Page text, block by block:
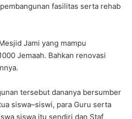
fasilitas serta rehab
Jami yang mampu
Jemaah. Bahkan renovasi
tersebut dananya bersumber
siswa–siswi, para Guru serta
siswa itu sendiri dan Staf